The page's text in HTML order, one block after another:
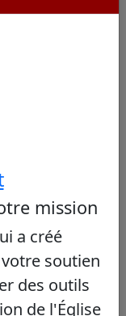
38/100
orientales
28/100
mission
a créé
soutien
des outils
de l'Église